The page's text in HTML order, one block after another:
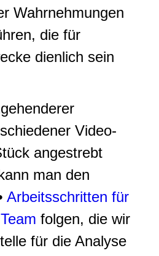
Wahrnehmungen
die für
dienlich sein
Video-
angestrebt
man den
Arbeitsschritten für
folgen, die wir
für die Analyse